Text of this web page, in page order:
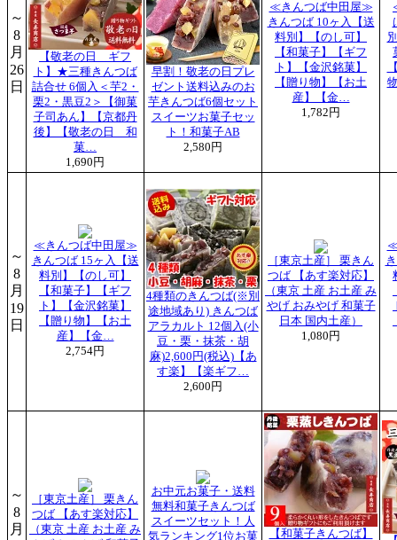
～
8
月
26
日
【敬老の日 ギフ
ト】★三種きんつば
詰合せ 6個入＜芋2・
栗2・黒豆2＞【御菓
子司あん】【京都丹
後】【敬老の日 和
菓…
1,690円
早割！敬老の日プレ
ゼント送料込みのお
芋きんつば6個セット
スイーツお菓子セッ
ト！和菓子AB
2,580円
≪きんつば中田屋≫
きんつば 10ヶ入【送
料別】【のし可】
【和菓子】【ギフ
ト】【金沢銘菓】
【贈り物】【お土
産】【金…
1,782円
～
8
月
19
日
≪きんつば中田屋≫
きんつば 15ヶ入【送
料別】【のし可】
【和菓子】【ギフ
ト】【金沢銘菓】
【贈り物】【お土
産】【金…
2,754円
4種類のきんつば(※別
途地域あり) きんつば
アラカルト 12個入(小
豆・栗・抹茶・胡
麻)2,600円(税込)【あ
す楽】【楽ギフ…
2,600円
［東京土産］ 栗きん
つば 【あす楽対応】
（東京 土産 お土産 み
やげ おみやげ 和菓子
日本 国内土産）
1,080円
≪
～
8
月
［東京土産］ 栗きん
つば 【あす楽対応】
（東京 土産 お土産 み
お中元お菓子・送料
無料和菓子きんつば
スイーツセット！人
気ランキング1位お菓
【和菓子きんつば】